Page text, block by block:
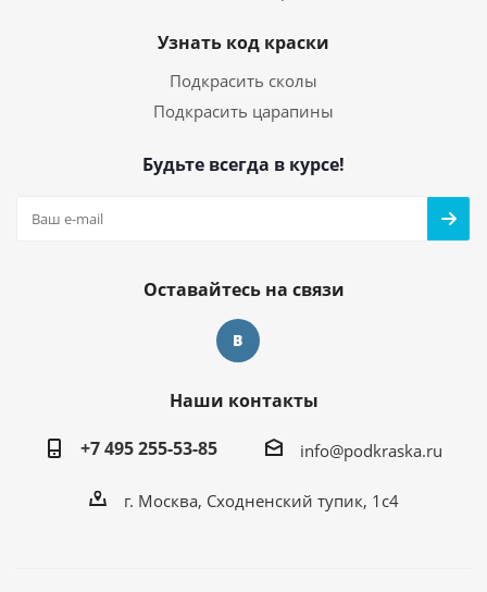
Узнать код краски
Подкрасить сколы
Подкрасить царапины
Будьте всегда в курсе!
Оставайтесь на связи
Наши контакты
+7 495 255-53-85
info@podkraska.ru
г. Москва, Сходненский тупик, 1с4